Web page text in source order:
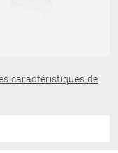
caractéristiques de